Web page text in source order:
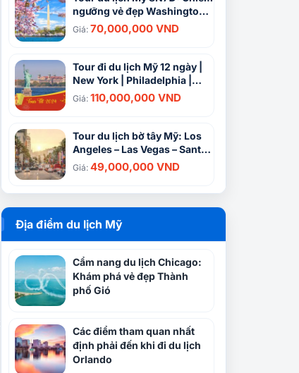
ngưỡng vẻ đẹp Washington
D.C | Khám phá New York –
Philadelphia
Giá: 70,000,000 VND
Tour đi du lịch Mỹ 12 ngày |
New York | Philadelphia |
Washington D.C | Boston |
Los Angeles
Giá: 110,000,000 VND
Tour du lịch bờ tây Mỹ: Los
Angeles – Las Vegas – Santa
Ana 8N7Đ
Giá: 49,000,000 VND
Địa điểm du lịch Mỹ
Cẩm nang du lịch Chicago:
Khám phá vẻ đẹp Thành
phố Gió
Các điểm tham quan nhất
định phải đến khi đi du lịch
Orlando